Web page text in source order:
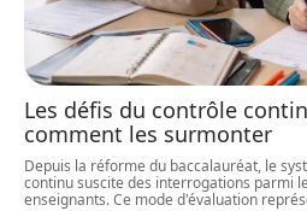
Les défis du contrôle
comment les surmonter
Depuis la réforme du baccalauréat, le
continu suscite des interrogations parmi
enseignants. Ce mode d'évaluation